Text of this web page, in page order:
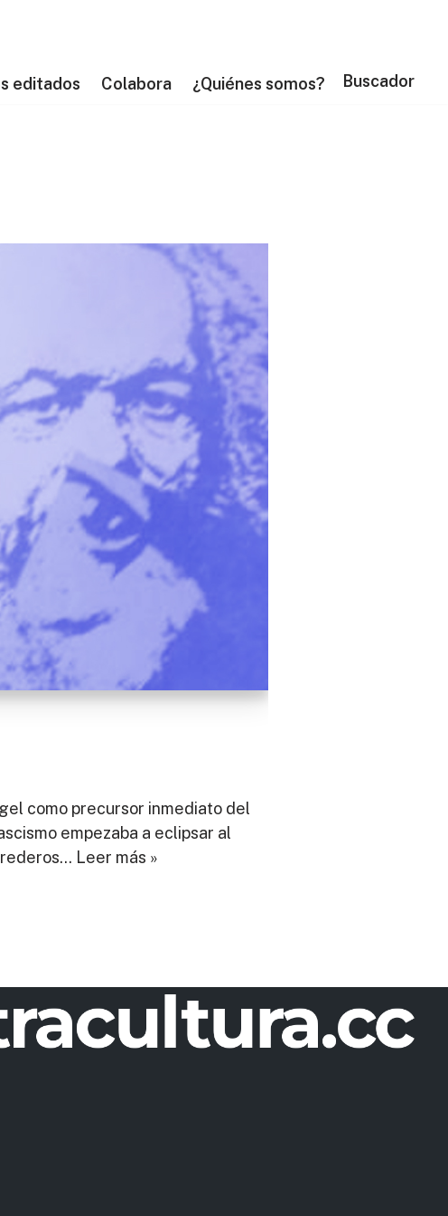
editados Colabora ¿Quiénes somos? Buscador
como precursor inmediato del
empezaba a eclipsar al
Leer más »